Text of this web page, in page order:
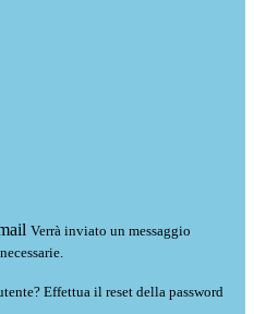
Verrà inviato un messaggio
Effettua il reset della password